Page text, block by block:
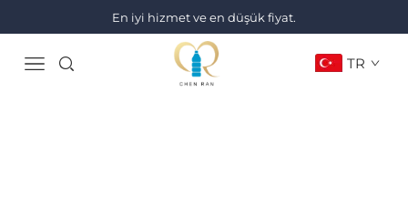
En iyi hizmet ve en düşük fiyat.
TR